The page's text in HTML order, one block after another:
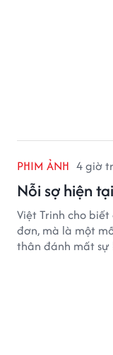
PHIM ẢNH 4 giờ
Nỗi sợ hiện
Việt Trinh cho
đơn, mà là một
thân đánh mất sự